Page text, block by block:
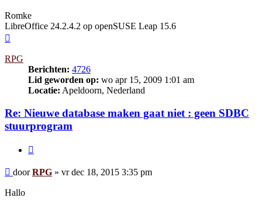
Romke
LibreOffice 24.2.4.2 op openSUSE Leap 15.6
RPG
Berichten: 4726
Lid geworden op: wo apr 15, 2009 1:01 am
Locatie: Apeldoorn, Nederland
Re: Nieuwe database maken gaat niet : geen SDBC
stuurprogram
Bericht
doorRPG » vr dec 18, 2015 3:35 pm
Hallo